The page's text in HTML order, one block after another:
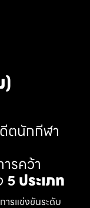
)
ตนักกีฬา
รคว้า
5 ประเภท
ารแข่งขันระดับ